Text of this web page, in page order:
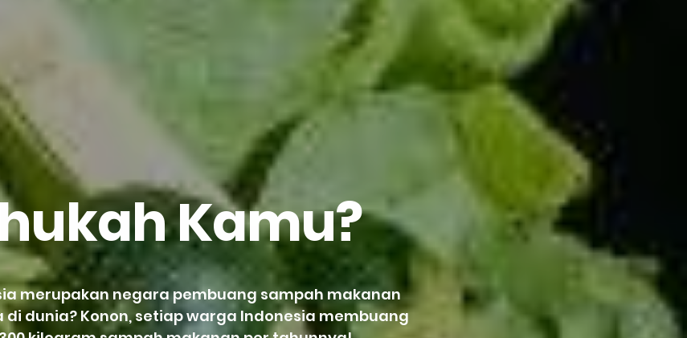
Kamu?
merupakan negara pembuang sampah makanan
di dunia? Konon, setiap warga Indonesia membuang